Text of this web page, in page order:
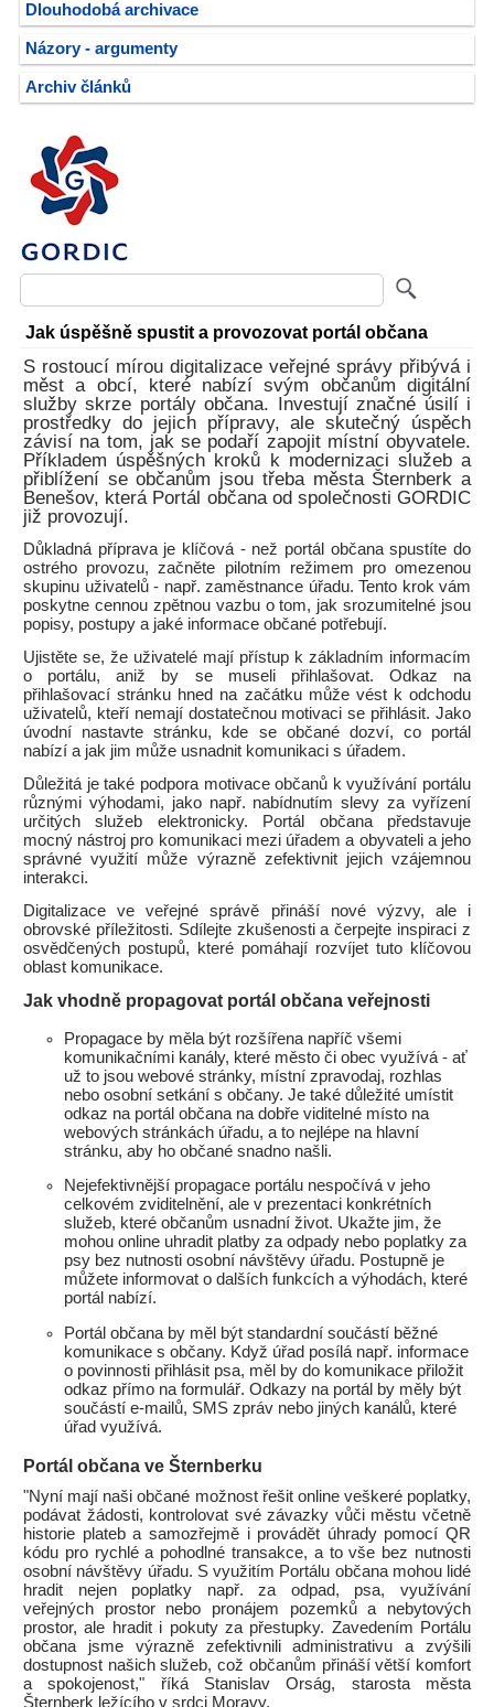
Dlouhodobá archivace
Názory - argumenty
Archiv článků
Jak úspěšně spustit a provozovat portál občana
S rostoucí mírou digitalizace veřejné správy přibývá i
měst a obcí, které nabízí svým občanům digitální
služby skrze portály občana. Investují značné úsilí i
prostředky do jejich přípravy, ale skutečný úspěch
závisí na tom, jak se podaří zapojit místní obyvatele.
Příkladem úspěšných kroků k modernizaci služeb a
přiblížení se občanům jsou třeba města Šternberk a
Benešov, která Portál občana od společnosti GORDIC
již provozují.
Důkladná příprava je klíčová - než portál občana spustíte do
ostrého provozu, začněte pilotním režimem pro omezenou
skupinu uživatelů - např. zaměstnance úřadu. Tento krok vám
poskytne cennou zpětnou vazbu o tom, jak srozumitelné jsou
popisy, postupy a jaké informace občané potřebují.
Ujistěte se, že uživatelé mají přístup k základním informacím
o portálu, aniž by se museli přihlašovat. Odkaz na
přihlašovací stránku hned na začátku může vést k odchodu
uživatelů, kteří nemají dostatečnou motivaci se přihlásit. Jako
úvodní nastavte stránku, kde se občané dozví, co portál
nabízí a jak jim může usnadnit komunikaci s úřadem.
Důležitá je také podpora motivace občanů k využívání portálu
různými výhodami, jako např. nabídnutím slevy za vyřízení
určitých služeb elektronicky. Portál občana představuje
mocný nástroj pro komunikaci mezi úřadem a obyvateli a jeho
správné využití může výrazně zefektivnit jejich vzájemnou
interakci.
Digitalizace ve veřejné správě přináší nové výzvy, ale i
obrovské příležitosti. Sdílejte zkušenosti a čerpejte inspiraci z
osvědčených postupů, které pomáhají rozvíjet tuto klíčovou
oblast komunikace.
Jak vhodně propagovat portál občana veřejnosti
Propagace by měla být rozšířena napříč všemi
komunikačními kanály, které město či obec využívá - ať
už to jsou webové stránky, místní zpravodaj, rozhlas
nebo osobní setkání s občany. Je také důležité umístit
odkaz na portál občana na dobře viditelné místo na
webových stránkách úřadu, a to nejlépe na hlavní
stránku, aby ho občané snadno našli.
Nejefektivnější propagace portálu nespočívá v jeho
celkovém zviditelnění, ale v prezentaci konkrétních
služeb, které občanům usnadní život. Ukažte jim, že
mohou online uhradit platby za odpady nebo poplatky za
psy bez nutnosti osobní návštěvy úřadu. Postupně je
můžete informovat o dalších funkcích a výhodách, které
portál nabízí.
Portál občana by měl být standardní součástí běžné
komunikace s občany. Když úřad posílá např. informace
o povinnosti přihlásit psa, měl by do komunikace přiložit
odkaz přímo na formulář. Odkazy na portál by měly být
součástí e-mailů, SMS zpráv nebo jiných kanálů, které
úřad využívá.
Portál občana ve Šternberku
"Nyní mají naši občané možnost řešit online veškeré poplatky,
podávat žádosti, kontrolovat své závazky vůči městu včetně
historie plateb a samozřejmě i provádět úhrady pomocí QR
kódu pro rychlé a pohodlné transakce, a to vše bez nutnosti
osobní návštěvy úřadu. S využitím Portálu občana mohou lidé
hradit nejen poplatky např. za odpad, psa, využívání
veřejných prostor nebo pronájem pozemků a nebytových
prostor, ale hradit i pokuty za přestupky. Zavedením Portálu
občana jsme výrazně zefektivnili administrativu a zvýšili
dostupnost našich služeb, což občanům přináší větší komfort
a spokojenost," říká Stanislav Orság, starosta města
Šternberk ležícího v srdci Moravy.